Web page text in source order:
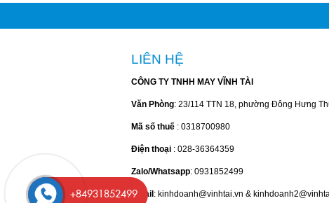
+84931852499
LIÊN HỆ
CÔNG TY TNHH MAY VĨNH TÀI
Văn Phòng: 23/114 TTN 18, phường Đông Hưng
Mã số thuế : 0318700980
Điện thoại : 028-36364359
Zalo/Whatsapp: 0931852499
Email: kinhdoanh@vinhtai.vn &